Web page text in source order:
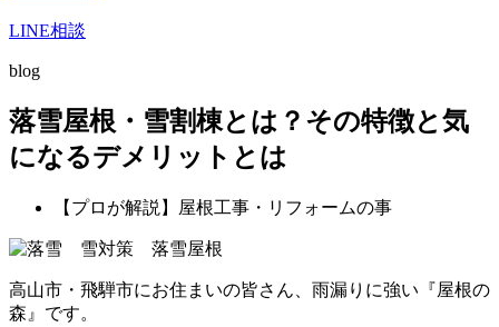
LINE相談
blog
落雪屋根・雪割棟とは？その特徴と気
になるデメリットとは
【プロが解説】屋根工事・リフォームの事
高山市・飛騨市にお住まいの皆さん、雨漏りに強い『屋根の
森』です。